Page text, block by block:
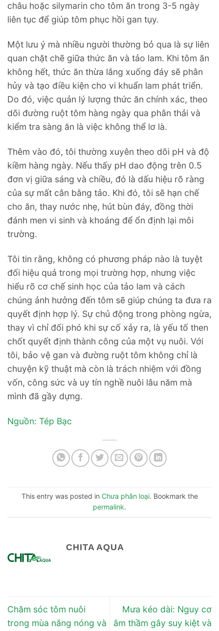
châu hoặc silymarin cho tôm ăn trong 3-5 ngày
liên tục để giúp tôm phục hồi gan tụy.
Một lưu ý mà nhiều người thường bỏ qua là sự liên
quan chặt chẽ giữa thức ăn và tảo lam. Khi tôm ăn
không hết, thức ăn thừa lắng xuống đáy sẽ phân
hủy và tạo điều kiện cho vi khuẩn lam phát triển.
Do đó, việc quản lý lượng thức ăn chính xác, theo
dõi đường ruột tôm hàng ngày qua phân thải và
kiểm tra sàng ăn là việc không thể lơ là.
Thêm vào đó, tôi thường xuyên theo dõi pH và độ
kiềm hàng ngày. Nếu thấy pH dao động trên 0.5
đơn vị giữa sáng và chiều, đó là dấu hiệu rõ ràng
của sự mất cân bằng tảo. Khi đó, tôi sẽ hạn chế
cho ăn, thay nước nhẹ, hút bùn đáy, đồng thời
đánh men vi sinh và khoáng để ổn định lại môi
trường.
Tôi tin rằng, không có phương pháp nào là tuyệt
đối hiệu quả trong mọi trường hợp, nhưng việc
hiểu rõ cơ chế sinh học của tảo lam và cách
chúng ảnh hưởng đến tôm sẽ giúp chúng ta đưa ra
quyết định hợp lý. Sự chủ động trong phòng ngừa,
thay vì chỉ đối phó khi sự cố xảy ra, là yếu tố then
chốt quyết định thành công của một vụ nuôi. Với
tôi, bảo vệ gan và đường ruột tôm không chỉ là
chuyện kỹ thuật mà còn là trách nhiệm với đồng
vốn, công sức và uy tín nghề nuôi lâu năm mà
mình đã gầy dựng.
Nguồn: Tép Bạc
This entry was posted in Chưa phân loại. Bookmark the
permalink.
CHITA AQUA
Chăm sóc tôm nuôi
trong mùa nắng nóng và
Mưa kéo dài: Nguy cơ
âm thầm gây suy kiệt và